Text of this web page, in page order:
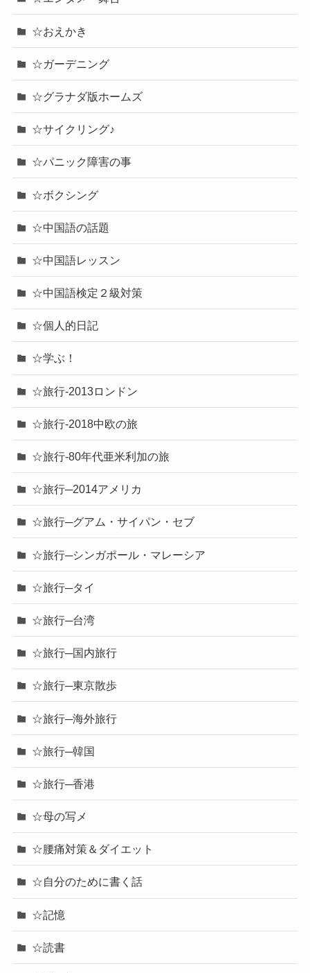
☆おえかき
☆ガーデニング
☆グラナダ版ホームズ
☆サイクリング♪
☆パニック障害の事
☆ボクシング
☆中国語の話題
☆中国語レッスン
☆中国語検定２級対策
☆個人的日記
☆学ぶ！
☆旅行-2013ロンドン
☆旅行-2018中欧の旅
☆旅行-80年代亜米利加の旅
☆旅行─2014アメリカ
☆旅行─グアム・サイパン・セブ
☆旅行─シンガポール・マレーシア
☆旅行─タイ
☆旅行─台湾
☆旅行─国内旅行
☆旅行─東京散歩
☆旅行─海外旅行
☆旅行─韓国
☆旅行─香港
☆母の写メ
☆腰痛対策＆ダイエット
☆自分のために書く話
☆記憶
☆読書